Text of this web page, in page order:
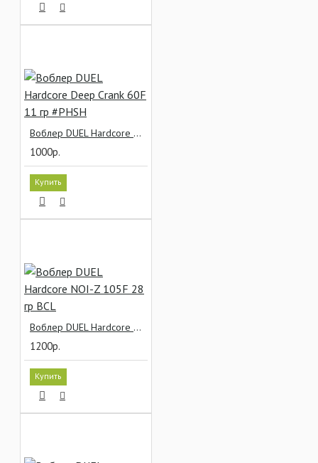
Воблер DUEL Hardcore Deep Crank 60F 11 гр #PHSH
1000р.
Купить
Воблер DUEL Hardcore NOI-Z 105F 28 гр BCL
1200р.
Купить